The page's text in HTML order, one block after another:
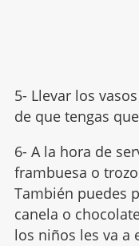
5- Llevar los
de que tengas
6- A la hora de
frambuesa o
También puedes
canela o
los niños les va a